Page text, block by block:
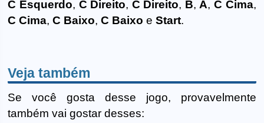
C Esquerdo, C Direito, C Direito, B,A,C Cima,
C Cima,C Baixo,C Baixo eStart.
Veja também
Se você gosta desse jogo, provavelmente
também vai gostar desses: